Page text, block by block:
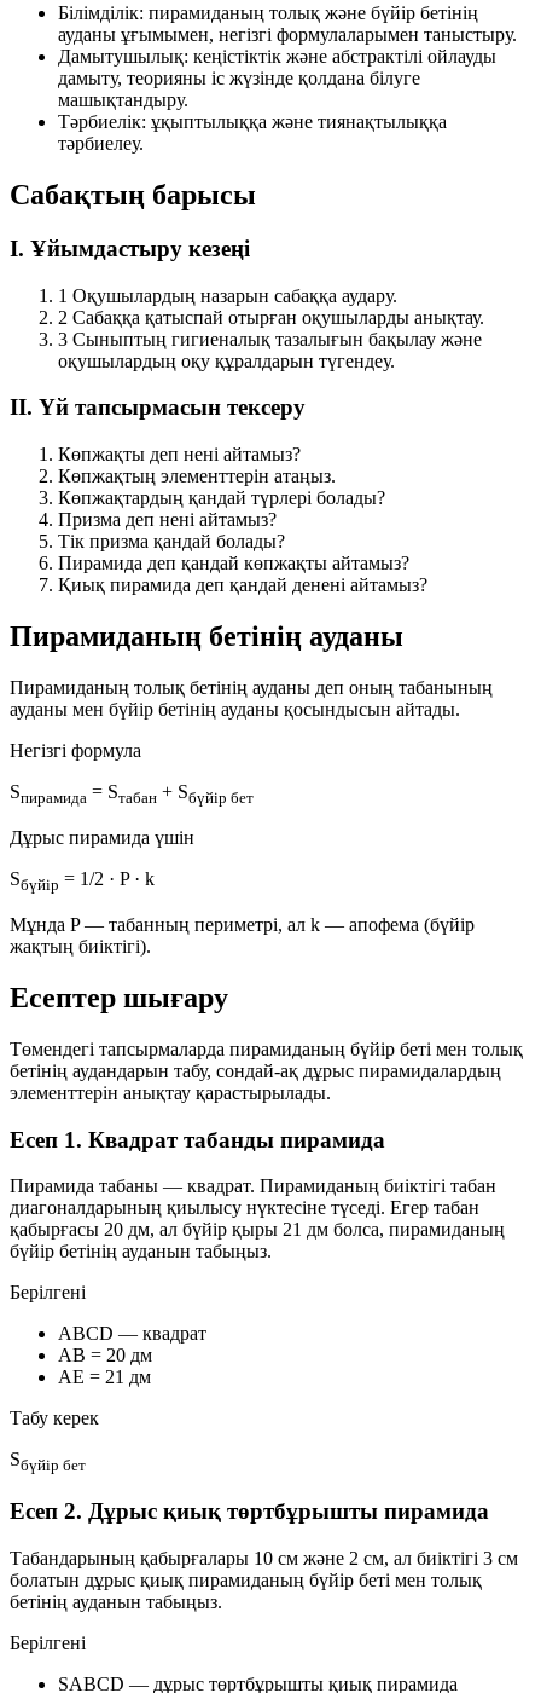
Білімділік: пирамиданың толық және бүйір бетінің
ауданы ұғымымен, негізгі формулаларымен таныстыру.
Дамытушылық: кеңістіктік және абстрактілі ойлауды
дамыту, теорияны іс жүзінде қолдана білуге
машықтандыру.
Тәрбиелік: ұқыптылыққа және тиянақтылыққа
тәрбиелеу.
Сабақтың барысы
I. Ұйымдастыру кезеңі
1 Оқушылардың назарын сабаққа аудару.
2 Сабаққа қатыспай отырған оқушыларды анықтау.
3 Сыныптың гигиеналық тазалығын бақылау және
оқушылардың оқу құралдарын түгендеу.
II. Үй тапсырмасын тексеру
Көпжақты деп нені айтамыз?
Көпжақтың элементтерін атаңыз.
Көпжақтардың қандай түрлері болады?
Призма деп нені айтамыз?
Тік призма қандай болады?
Пирамида деп қандай көпжақты айтамыз?
Қиық пирамида деп қандай денені айтамыз?
Пирамиданың бетінің ауданы
Пирамиданың толық бетінің ауданы деп оның табанының
ауданы мен бүйір бетінің ауданы қосындысын айтады.
Негізгі формула
Sпирамида = Sтабан + Sбүйір бет
Дұрыс пирамида үшін
Sбүйір = 1/2 · P · k
Мұнда P— табанның периметрі, ал k — апофема (бүйір
жақтың биіктігі).
Есептер шығару
Төмендегі тапсырмаларда пирамиданың бүйір беті мен толық
бетінің аудандарын табу, сондай-ақ дұрыс пирамидалардың
элементтерін анықтау қарастырылады.
Есеп 1. Квадрат табанды пирамида
Пирамида табаны — квадрат. Пирамиданың биіктігі табан
диагоналдарының қиылысу нүктесіне түседі. Егер табан
қабырғасы 20 дм, ал бүйір қыры 21 дм болса, пирамиданың
бүйір бетінің ауданын табыңыз.
Берілгені
ABCD — квадрат
AB = 20 дм
AE = 21 дм
Табу керек
Sбүйір бет
Есеп 2. Дұрыс қиық төртбұрышты пирамида
Табандарының қабырғалары 10 см және 2 см, ал биіктігі 3 см
болатын дұрыс қиық пирамиданың бүйір беті мен толық
бетінің ауданын табыңыз.
Берілгені
SABCD — дұрыс төртбұрышты қиық пирамида